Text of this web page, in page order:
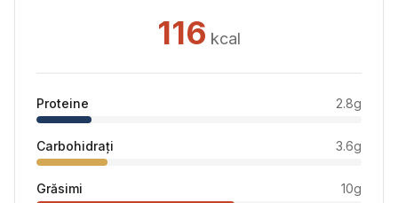
116 kcal
Proteine 2.8g
Carbohidrați 3.6g
Grăsimi 10g